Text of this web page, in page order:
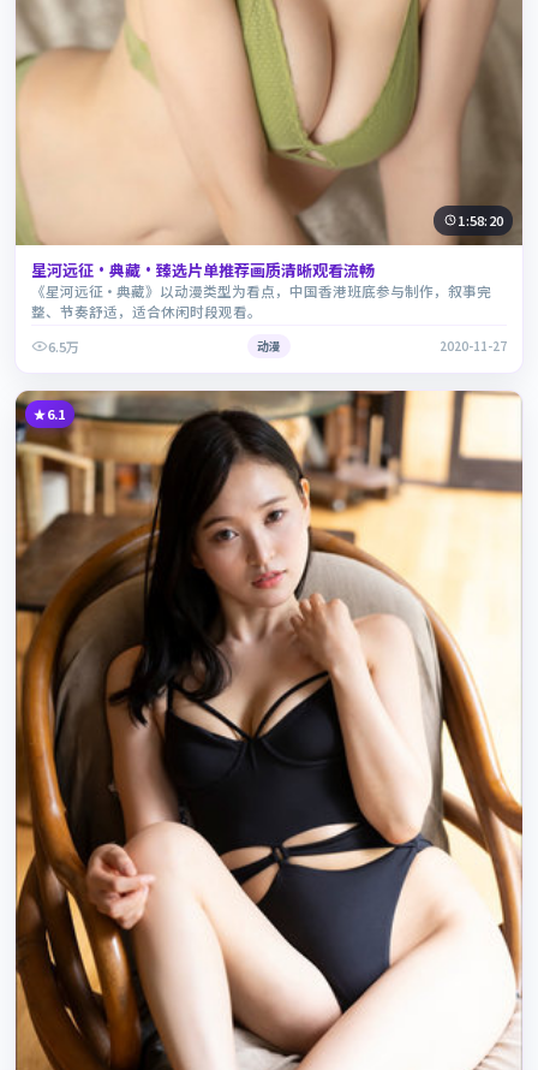
1:58:20
星河远征·典藏·臻选片单推荐画质清晰观看流畅
《星河远征·典藏》以动漫类型为看点，中国香港班底参与制作，叙事完
整、节奏舒适，适合休闲时段观看。
6.5万
动漫 2020-11-27
6.1